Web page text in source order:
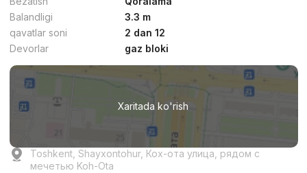
Balandligi
3.3 m
qavatlar soni
2 dan 12
Devorlar
gaz bloki
Xaritada ko'rish
Toshkent, Shayxontohur, Кох-ота улица, рядом с
мечетью Koh-Ota